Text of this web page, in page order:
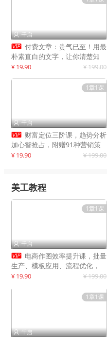
 千启
 付费文章：贵气已至！用最
朴素直白的文字，让你清楚知
道，该如何接住这一次时代的泼
¥ 19.90 ¥ 199.00
1章1课
 千启
 财富定位三阶课，趋势分析
加心智抢占，附赠91种营销策
略模型
¥ 19.90 ¥ 199.00
美工教程
1章1课
 千启
 电商作图效率提升课，批量
生产、模板应用、流程优化，
20+细分品类实操案例，月赚3
¥ 19.90 ¥ 199.00
1章1课
 千启